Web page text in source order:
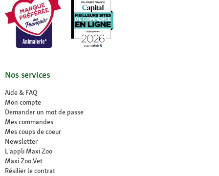
Nos services
Aide & FAQ
Mon compte
Demander un mot de passe
Mes commandes
Mes coups de coeur
Newsletter
L'appli Maxi Zoo
Maxi Zoo Vet
Résilier le contrat